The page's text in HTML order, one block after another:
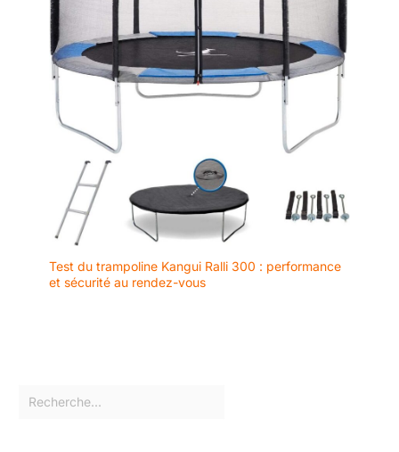
Test du trampoline Kangui Ralli 300 : performance
et sécurité au rendez-vous